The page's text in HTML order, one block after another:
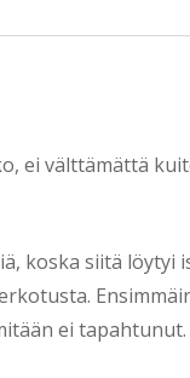
ei välttämättä
koska siitä
ei